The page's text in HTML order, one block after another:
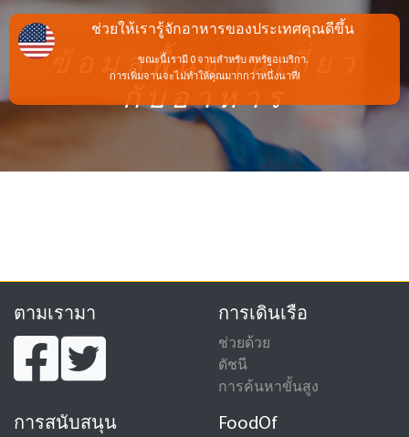
ข้อมูลพื้นฐานเกี่ยว
กับอาหาร
ตามเรามา การเดินเรือ
ช่วยด้วย
ดัชนี
การค้นหาขั้นสูง
การสนับสนุน FoodOf
ช่วยให้เรารู้จักอาหารของประเทศคุณดีขึ้น
ขณะนี้เรามี 0 จานสำหรับ สหรัฐอเมริกา.
การเพิ่มจานจะไม่ทำให้คุณมากกว่าหนึ่งนาที!